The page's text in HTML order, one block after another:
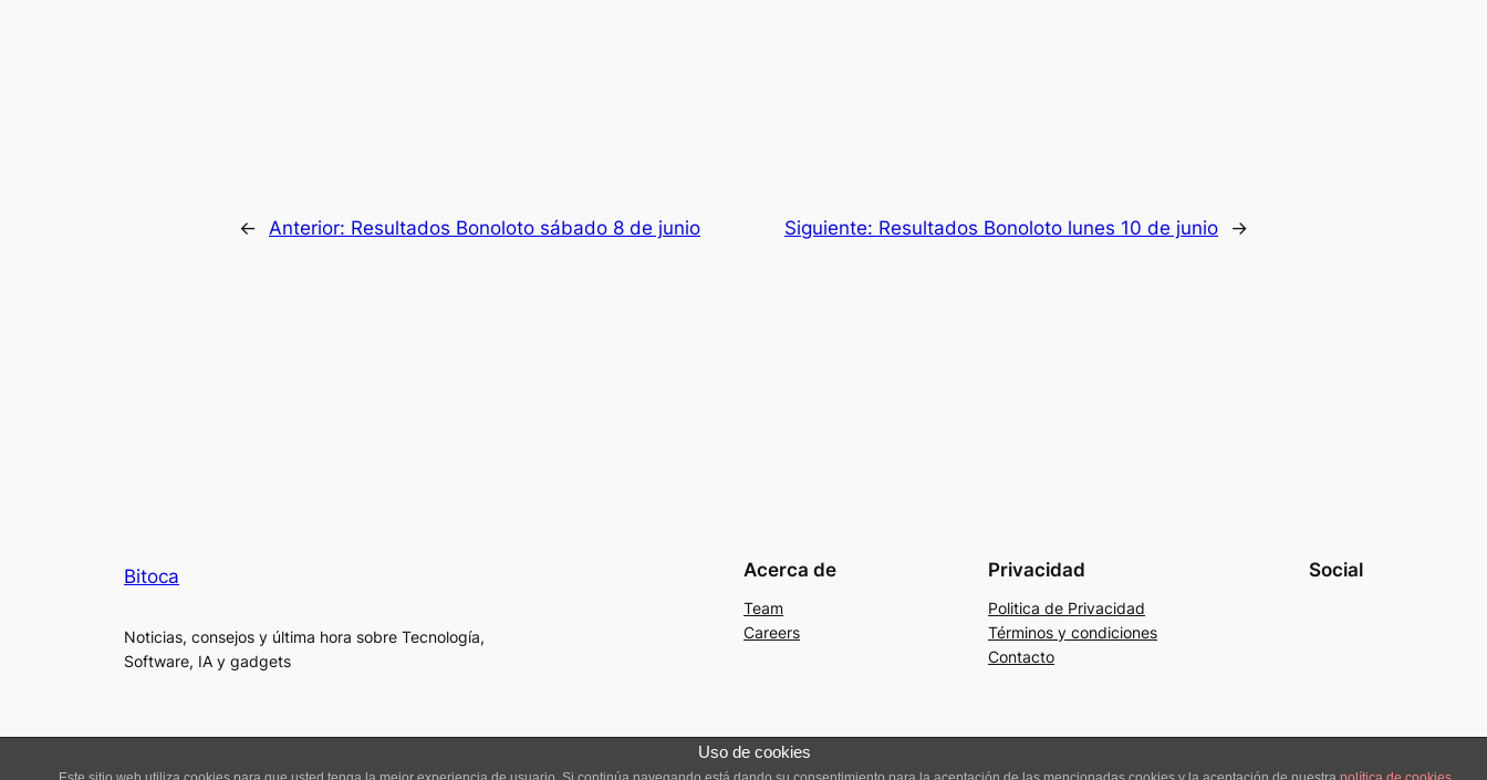
← Anterior: Resultados Bonoloto sábado 8 de junio Siguiente: Resultados Bonoloto lunes 10 de junio →
Bitoca
Noticias, consejos y última hora sobre Tecnología,
Software, IA y gadgets
Acerca de
Team
Careers
Privacidad
Politica de Privacidad
Términos y condiciones
Contacto
Social
Uso de cookies